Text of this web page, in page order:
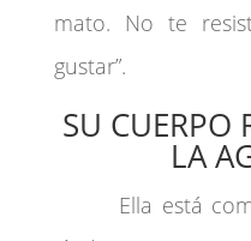
mato. No te
gustar”.
SU CUERPO
LA
Ella está